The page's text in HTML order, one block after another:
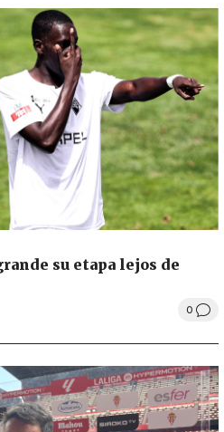
su etapa lejos de
0